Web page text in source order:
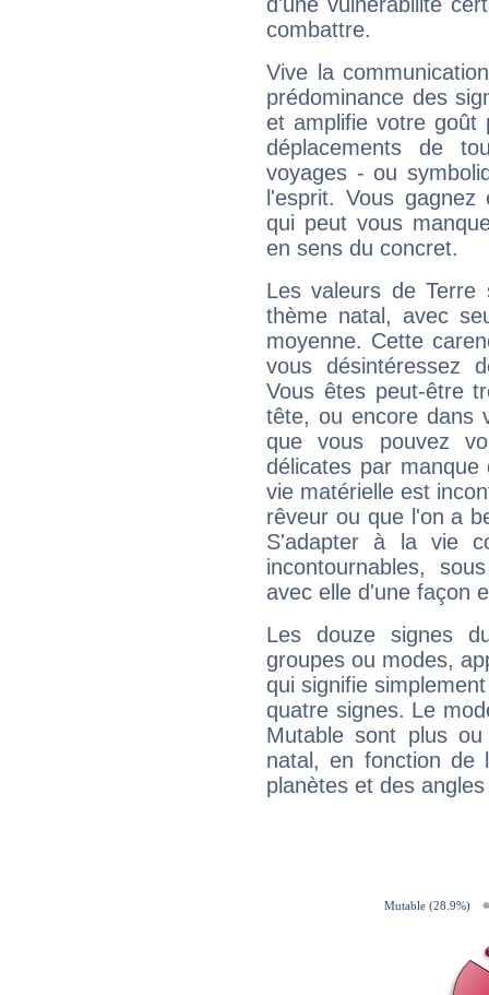
combattre.
Vive la
prédominance des
et amplifie votre goût
déplacements de
voyages - ou
l'esprit. Vous
qui peut vous
en sens du concret.
Les valeurs de Terre
thème natal, avec
moyenne. Cette
vous désintéressez
Vous êtes peut-être
tête, ou encore dans
que vous pouvez
délicates par
vie matérielle est
rêveur ou que l'on a
S'adapter à la vie
incontournables,
avec elle d'une façon
Les douze signes
groupes ou modes,
qui signifie
quatre signes. Le
Mutable sont plus
natal, en fonction de
planètes et des